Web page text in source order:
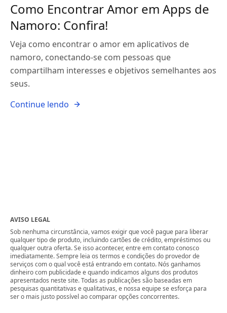
Como Encontrar Amor em Apps de
Namoro: Confira!
Veja como encontrar o amor em aplicativos de
namoro, conectando-se com pessoas que
compartilham interesses e objetivos semelhantes aos
seus.
Continue lendo
AVISO LEGAL
Sob nenhuma circunstância, vamos exigir que você pague para liberar
qualquer tipo de produto, incluindo cartões de crédito, empréstimos ou
qualquer outra oferta. Se isso acontecer, entre em contato conosco
imediatamente. Sempre leia os termos e condições do provedor de
serviços com o qual você está entrando em contato. Nós ganhamos
dinheiro com publicidade e quando indicamos alguns dos produtos
apresentados neste site. Todas as publicações são baseadas em
pesquisas quantitativas e qualitativas, e nossa equipe se esforça para
ser o mais justo possível ao comparar opções concorrentes.